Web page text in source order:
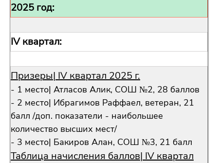
2025 год:
IV квартал:
Призеры| IV квартал 2025 г.
- 1 место| Атласов Алик, СОШ №2, 28 баллов
- 2 место| Ибрагимов Раффаел, ветеран, 21
балл /доп. показатели - наибольшее
количество высших мест/
- 3 место| Бакиров Алан, СОШ №3, 21 балл
Таблица начисления баллов| IV квартал